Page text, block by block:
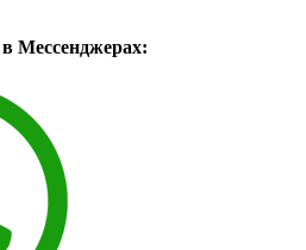
Мессенджерах: